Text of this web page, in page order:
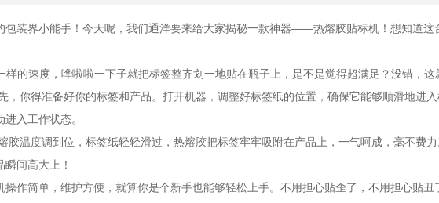
包装界小能手！今天呢，我们通洋要来给大家揭秘一款神器——热熔胶贴标机！想知道
的速度，哗啦啦一下子就把标签整齐划一地贴在瓶子上，是不是觉得超满足？没错，这
，你得准备好你的标签和产品。打开机器，调整好标签纸的位置，确保它能够顺滑地进
入工作状态。
胶温度调到位，标签纸轻轻滑过，热熔胶把标签牢牢吸附在产品上，一气呵成，毫不费
间高大上！
作简单，维护方便，就算你是个新手也能够轻松上手。不用担心贴歪了，不用担心贴